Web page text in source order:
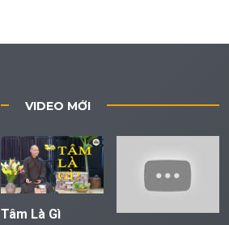
VIDEO MỚI
Tâm Là Gì